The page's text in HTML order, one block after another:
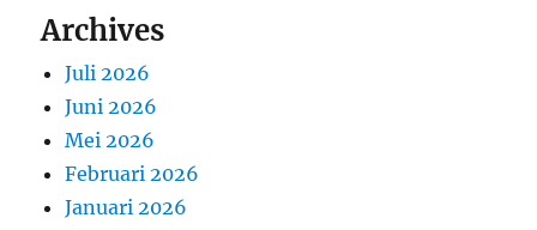
Archives
Juli 2026
Juni 2026
Mei 2026
Februari 2026
Januari 2026